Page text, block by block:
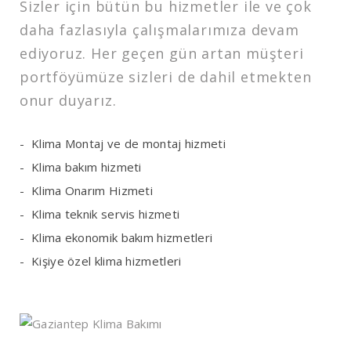
Sizler için bütün bu hizmetler ile ve çok
daha fazlasıyla çalışmalarımıza devam
ediyoruz. Her geçen gün artan müşteri
portföyümüze sizleri de dahil etmekten
onur duyarız.
Klima Montaj ve de montaj hizmeti
Klima bakım hizmeti
Klima Onarım Hizmeti
Klima teknik servis hizmeti
Klima ekonomik bakım hizmetleri
Kişiye özel klima hizmetleri